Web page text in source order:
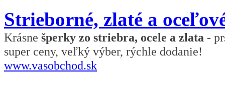
Strieborné, zlaté a
Krásne šperky zo striebra, ocele a zlata -
super ceny, veľký výber, rýchle dodanie!
www.vasobchod.sk